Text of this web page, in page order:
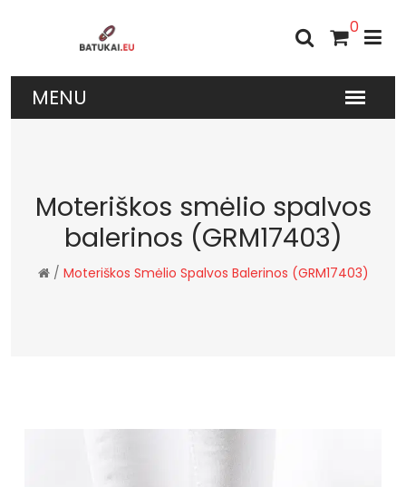
0
Moteriškos smėlio spalvos
balerinos (GRM17403)
/ Moteriškos Smėlio Spalvos Balerinos (GRM17403)